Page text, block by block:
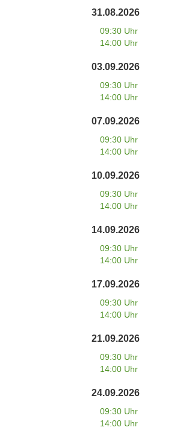
31.08.2026
09:30 Uhr
14:00 Uhr
03.09.2026
09:30 Uhr
14:00 Uhr
07.09.2026
09:30 Uhr
14:00 Uhr
10.09.2026
09:30 Uhr
14:00 Uhr
14.09.2026
09:30 Uhr
14:00 Uhr
17.09.2026
09:30 Uhr
14:00 Uhr
21.09.2026
09:30 Uhr
14:00 Uhr
24.09.2026
09:30 Uhr
14:00 Uhr